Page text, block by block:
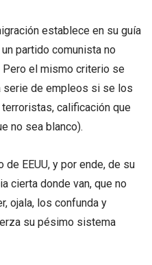
establece en su guía
partido comunista no
el mismo criterio se
serie de empleos si se los
calificación que
no sea blanco).
EEUU, y por ende, de su
cierta donde van, que no
ojala, los confunda y
su pésimo sistema